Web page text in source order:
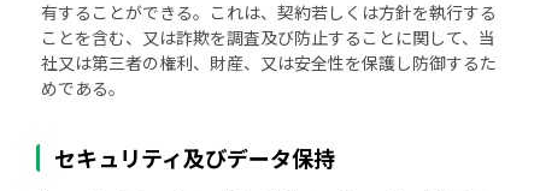
有することができる。これは、契約若しくは方針を執行する
ことを含む、又は詐欺を調査及び防止することに関して、当
社又は第三者の権利、財産、又は安全性を保護し防御するた
めである。
セキュリティ及びデータ保持